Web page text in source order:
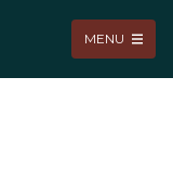
MENU